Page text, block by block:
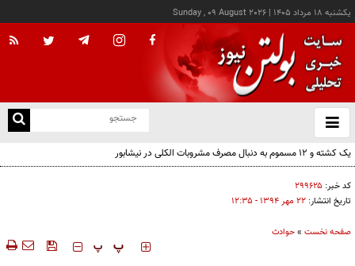
يکشنبه ۱۸ مرداد ۱۴۰۵ |
Sunday , 09 August 2026
باز
و
کد خبر: ۲۹۹۶۲۵
تاریخ انتشار: ۲۲ مهر ۱۳۹۴ - ۱۲:۳۵
صفحه نخست »حوادث
‍‍‍ پ پ